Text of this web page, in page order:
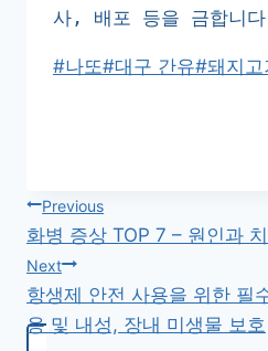
사, 배포 등을 금합니
Post
#나또#대구 간유#돼지고
글
탐
색
Previous
화병 증상 TOP 7 – 원인과
Next
항생제 안전 사용을 위한 필
용 및 내성, 장내 미생물 보호